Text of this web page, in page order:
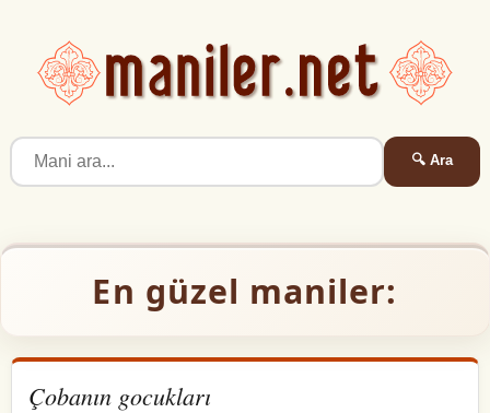
🔍 Ara
En güzel maniler:
Çobanın gocukları